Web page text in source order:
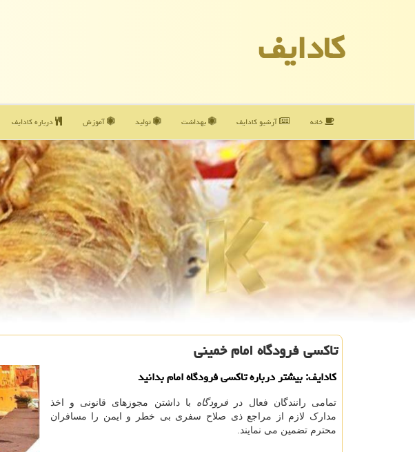
كادایف
خانه آرشیو كادایف بهداشت تولید آموزش درباره كادایف
تاكسی فرودگاه امام خمینی
كادایف: بیشتر درباره تاكسی فرودگاه امام بدانید
تمامی رانندگان فعال در فرودگاه با داشتن مجوزهای قانونی و اخذ
مدارک لازم از مراجع ذی صلاح سفری بی خطر و ایمن را مسافران
محترم تضمین می نمایند.